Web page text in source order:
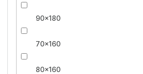
90x180
70x160
80x160